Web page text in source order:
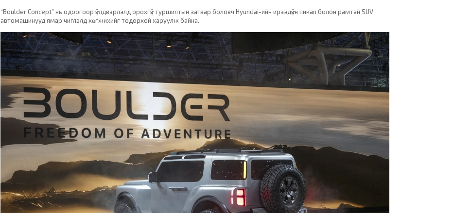
“Boulder Concept” нь одоогоор үйлдвэрлэлд орохгүй туршилтын загвар боловч Hyundai-ийн ирээдүйн пикап болон рамтай SUV
автомашинууд ямар чиглэлд хөгжихийг тодорхой харуулж байна.